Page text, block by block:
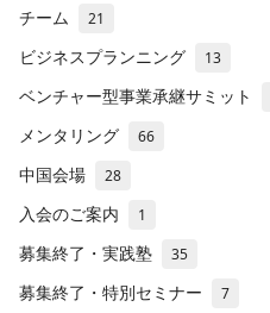
チーム 21
ビジネスプランニング 13
ベンチャー型事業承継サミット
メンタリング 66
中国会場 28
入会のご案内 1
募集終了・実践塾 35
募集終了・特別セミナー 7